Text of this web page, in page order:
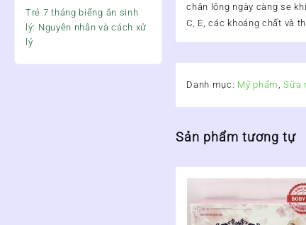
Trẻ 7 tháng biếng ăn sinh
lý: Nguyên nhân và cách xử
lý
chân lông ngày càng se
C, E, các khoáng chất và
Danh mục: Mỹ phẩm ,Sữa
Sản phẩm tương tự